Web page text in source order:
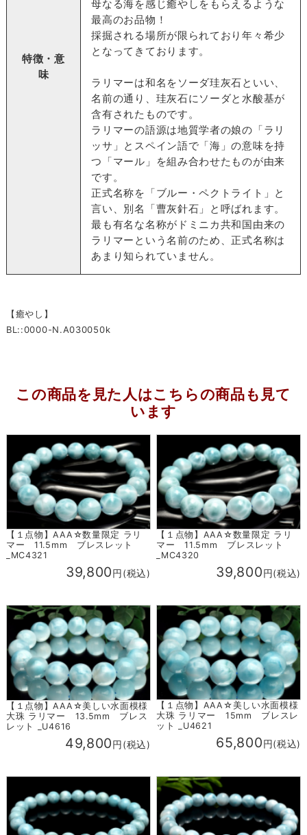
特徴・意
味
母なる海を感じ癒やしをもらえるような
最高のお品物！
採掘される場所が限られており年々希少
となってきております。
ラリマーは和名をソーダ珪灰石といい、
名前の通り、珪灰石にソーダと水酸基が
含有されたものです。
ラリマーの語源は地質学者の娘の「ラリ
ッサ」とスペイン語で「海」の意味を持
つ「マール」を組み合わせたものが由来
です。
正式名称を「ブルー・ペクトライト」と
言い、別名「曹灰針石」と呼ばれます。
最も有名な名称がドミニカ共和国由来の
ラリマーという名前のため、正式名称は
あまり知られていません。
【癒やし】
BL::0000-N.A030050k
この商品を見た人はこちらの商品も見て
います
【１点物】AAA☆数量限定 ラリ
マー 11.5mm ブレスレット
_MC4321
39,800円(税込)
【１点物】AAA☆数量限定 ラリ
マー 11.5mm ブレスレット
_MC4320
39,800円(税込)
【１点物】AAA☆美しい水面模様
大珠 ラリマー 13.5mm ブレス
レット _U4616
49,800円(税込)
【１点物】AAA☆美しい水面模様
大珠 ラリマー 15mm ブレスレ
ット _U4621
65,800円(税込)